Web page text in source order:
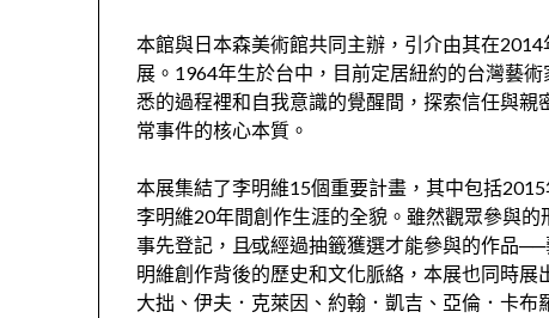
本館與日本森美術館共同主辦，引介由其在
展。1964年生於台中，目前定居紐約的台灣藝
悉的過程裡和自我意識的覺醒間，探索信任與
常事件的核心本質。
本展集結了李明維15個重要計畫，其中包括
李明維20年間創作生涯的全貌。雖然觀眾參與
事先登記，且∕或經過抽籤獲選才能參與的作品
明維創作背後的歷史和文化脈絡，本展也同時
大拙、伊夫．克萊因、約翰．凱吉、亞倫．卡